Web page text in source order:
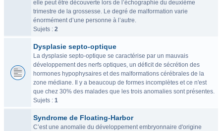
elle peut être découverte lors de l’échographie du deuxième
trimestre de la grossesse. Le degré de malformation varie
énormément d’une personne à l’autre.
Sujets : 2
Dysplasie septo-optique
La dysplasie septo-optique se caractérise par un mauvais
développement des nerfs optiques, un déficit de sécrétion des
hormones hypophysaires et des malformations cérébrales de la
zone médiane. Il y a beaucoup de formes incomplètes et ce n'est
que chez 30% des malades que les trois anomalies sont présentes.
Sujets : 1
Syndrome de Floating-Harbor
C’est une anomalie du développement embryonnaire d'origine